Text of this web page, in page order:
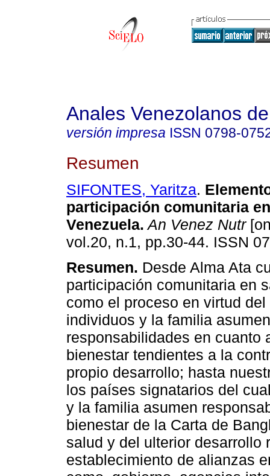
Anales Venezolanos
versión impresa ISSN 0798-
Resumen
SIFONTES, Yaritza.
participación comunitaria
Venezuela. An Venez Nutr
vol.20, n.1, pp.30-44. ISSN
Resumen. Desde Alma Ata
participación comunitaria en
como el proceso en virtud
individuos y la familia asumen
responsabilidades en cuanto
bienestar tendientes a la
propio desarrollo; hasta
los países signatarios del
y la familia asumen
bienestar de la Carta de
salud y del ulterior desarrollo
establecimiento de alianzas